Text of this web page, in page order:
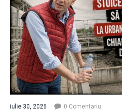
iulie 30, 2026 0 Comentariu